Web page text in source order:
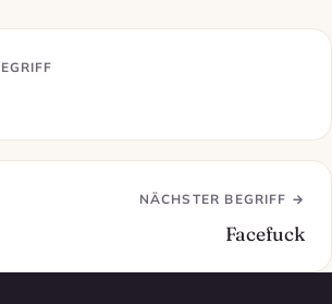
NÄCHSTER BEGRIFF →
Facefuck